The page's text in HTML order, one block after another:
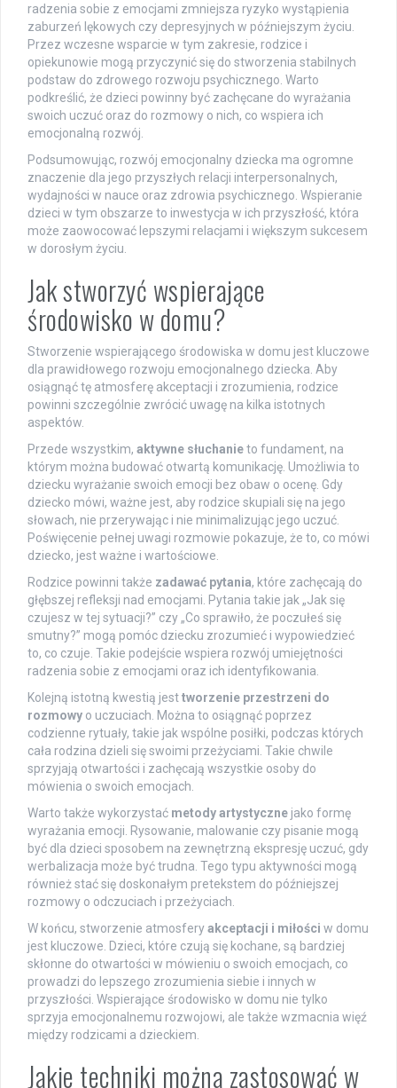
radzenia sobie z emocjami zmniejsza ryzyko wystąpienia
zaburzeń lękowych czy depresyjnych w późniejszym życiu.
Przez wczesne wsparcie w tym zakresie, rodzice i
opiekunowie mogą przyczynić się do stworzenia stabilnych
podstaw do zdrowego rozwoju psychicznego. Warto
podkreślić, że dzieci powinny być zachęcane do wyrażania
swoich uczuć oraz do rozmowy o nich, co wspiera ich
emocjonalną rozwój.
Podsumowując, rozwój emocjonalny dziecka ma ogromne
znaczenie dla jego przyszłych relacji interpersonalnych,
wydajności w nauce oraz zdrowia psychicznego. Wspieranie
dzieci w tym obszarze to inwestycja w ich przyszłość, która
może zaowocować lepszymi relacjami i większym sukcesem
w dorosłym życiu.
Jak stworzyć wspierające
środowisko w domu?
Stworzenie wspierającego środowiska w domu jest kluczowe
dla prawidłowego rozwoju emocjonalnego dziecka. Aby
osiągnąć tę atmosferę akceptacji i zrozumienia, rodzice
powinni szczególnie zwrócić uwagę na kilka istotnych
aspektów.
Przede wszystkim, aktywne słuchanieto fundament, na
którym można budować otwartą komunikację. Umożliwia to
dziecku wyrażanie swoich emocji bez obaw o ocenę. Gdy
dziecko mówi, ważne jest, aby rodzice skupiali się na jego
słowach, nie przerywając i nie minimalizując jego uczuć.
Poświęcenie pełnej uwagi rozmowie pokazuje, że to, co mówi
dziecko, jest ważne i wartościowe.
Rodzice powinni także zadawać pytania, które zachęcają do
głębszej refleksji nad emocjami. Pytania takie jak „Jak się
czujesz w tej sytuacji?” czy „Co sprawiło, że poczułeś się
smutny?” mogą pomóc dziecku zrozumieć i wypowiedzieć
to, co czuje. Takie podejście wspiera rozwój umiejętności
radzenia sobie z emocjami oraz ich identyfikowania.
Kolejną istotną kwestią jesttworzenie przestrzeni do
rozmowy o uczuciach. Można to osiągnąć poprzez
codzienne rytuały, takie jak wspólne posiłki, podczas których
cała rodzina dzieli się swoimi przeżyciami. Takie chwile
sprzyjają otwartości i zachęcają wszystkie osoby do
mówienia o swoich emocjach.
Warto także wykorzystać metody artystyczne jako formę
wyrażania emocji. Rysowanie, malowanie czy pisanie mogą
być dla dzieci sposobem na zewnętrzną ekspresję uczuć, gdy
werbalizacja może być trudna. Tego typu aktywności mogą
również stać się doskonałym pretekstem do późniejszej
rozmowy o odczuciach i przeżyciach.
W końcu, stworzenie atmosferyakceptacji i miłości w domu
jest kluczowe. Dzieci, które czują się kochane, są bardziej
skłonne do otwartości w mówieniu o swoich emocjach, co
prowadzi do lepszego zrozumienia siebie i innych w
przyszłości. Wspierające środowisko w domu nie tylko
sprzyja emocjonalnemu rozwojowi, ale także wzmacnia więź
między rodzicami a dzieckiem.
Jakie techniki można zastosować w